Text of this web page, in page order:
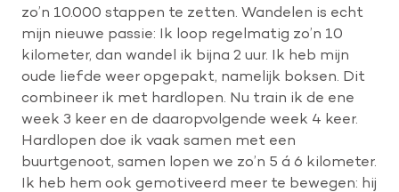
zo’n 10.000 stappen te zetten. Wandelen is echt
mijn nieuwe passie: Ik loop regelmatig zo’n 10
kilometer, dan wandel ik bijna 2 uur. Ik heb mijn
oude liefde weer opgepakt, namelijk boksen. Dit
combineer ik met hardlopen. Nu train ik de ene
week 3 keer en de daaropvolgende week 4 keer.
Hardlopen doe ik vaak samen met een
buurtgenoot, samen lopen we zo’n 5 á 6 kilometer.
Ik heb hem ook gemotiveerd meer te bewegen: hij